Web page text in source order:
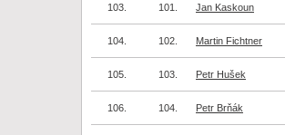
103. 101. Jan Kaskoun
104. 102. Martin Fichtner
105. 103. Petr Hušek
106. 104. Petr Brňák